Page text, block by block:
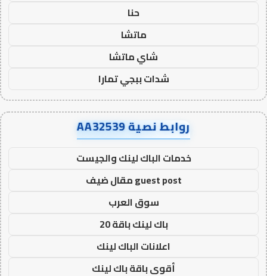
حنا
ماتشا
شاي ماتشا
شدات ببجي تمارا
روابط نصية AA32539
خدمات الباك لينك والجيست
guest post مقال ضيف
سوق العرب
باك لينك باقة 20
اعلانات الباك لينك
أقوى باقة باك لينك